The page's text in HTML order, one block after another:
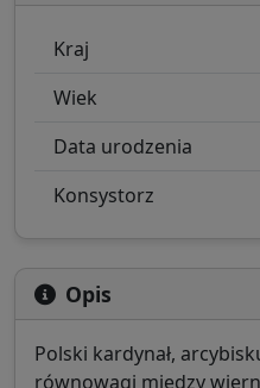
Kraj
Wiek
Data urodzenia
Konsystorz
Opis
Polski kardynał,
równowagi między